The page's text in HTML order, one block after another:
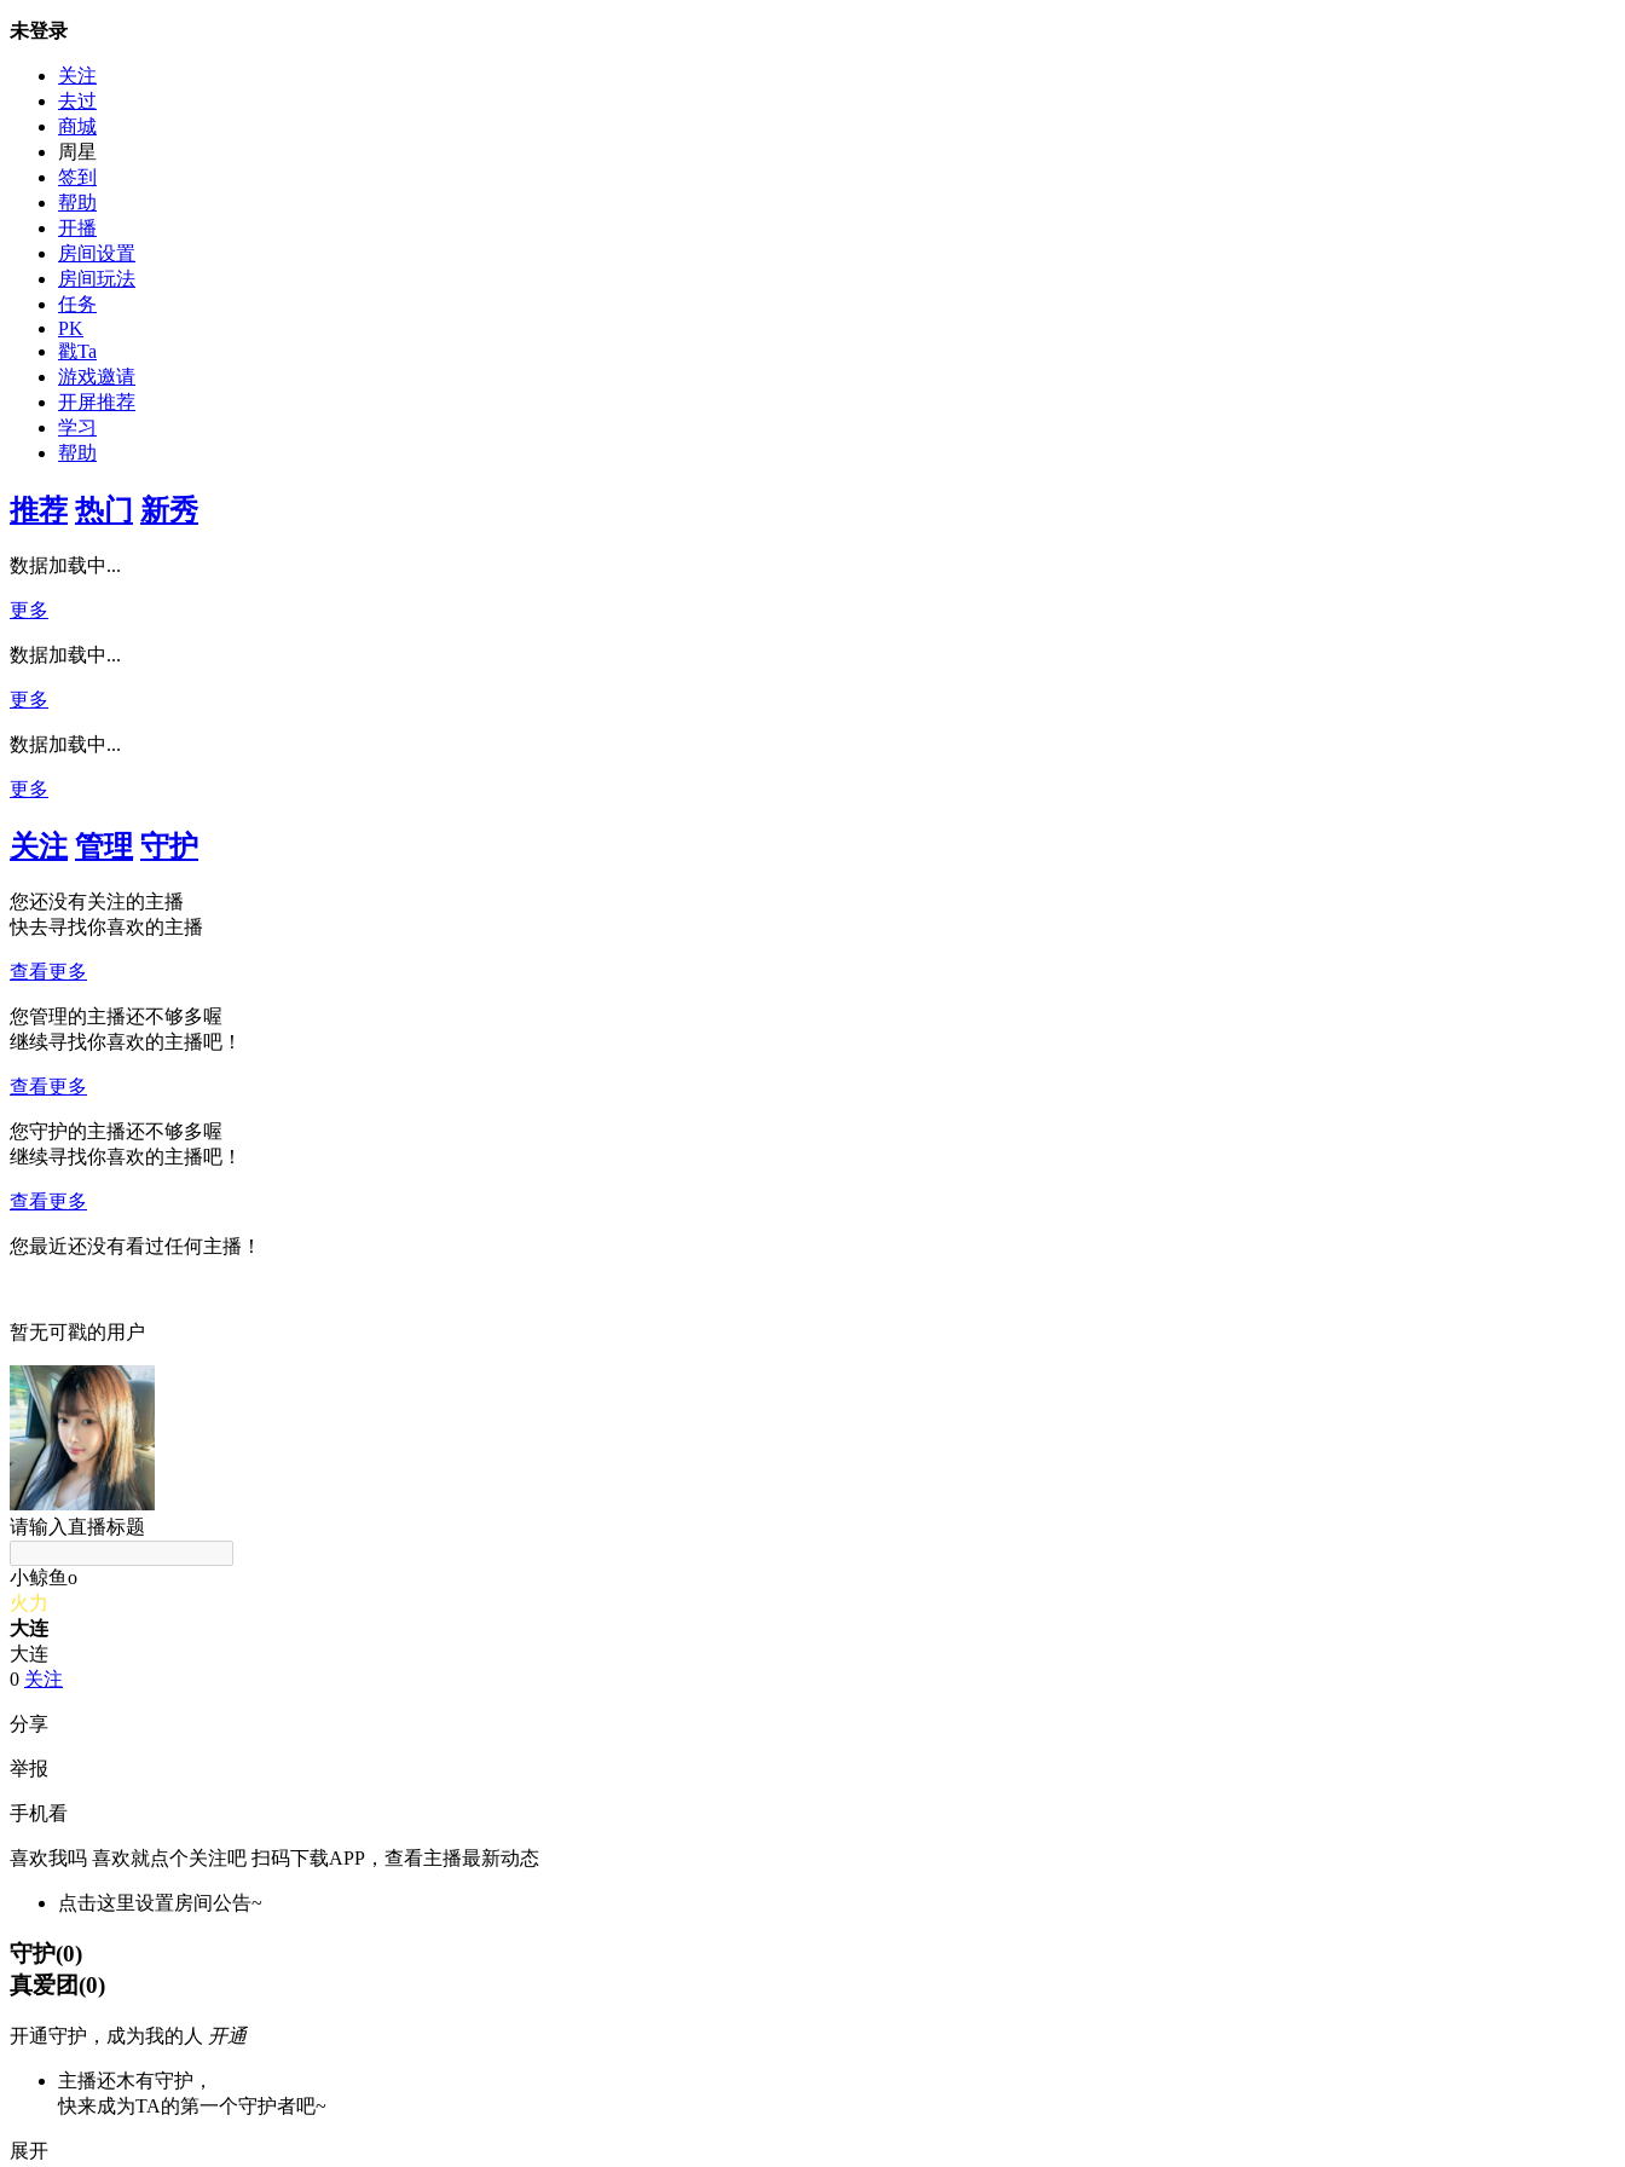
未登录
关注
去过
商城
周星
签到
帮助
开播
房间设置
房间玩法
任务
PK
戳Ta
游戏邀请
开屏推荐
学习
帮助
推荐 热门 新秀
数据加载中...
更多
数据加载中...
更多
数据加载中...
更多
关注 管理 守护
您还没有关注的主播
快去寻找你喜欢的主播
查看更多
您管理的主播还不够多喔
继续寻找你喜欢的主播吧！
查看更多
您守护的主播还不够多喔
继续寻找你喜欢的主播吧！
查看更多
您最近还没有看过任何主播！
暂无可戳的用户
请输入直播标题
小鲸鱼o
火力
大连
大连
0 关注
分享
举报
手机看
喜欢我吗 喜欢就点个关注吧 扫码下载APP，查看主播最新动态
点击这里设置房间公告~
守护(0)
真爱团(0)
开通守护，成为我的人 开通
主播还木有守护，
快来成为TA的第一个守护者吧~
展开